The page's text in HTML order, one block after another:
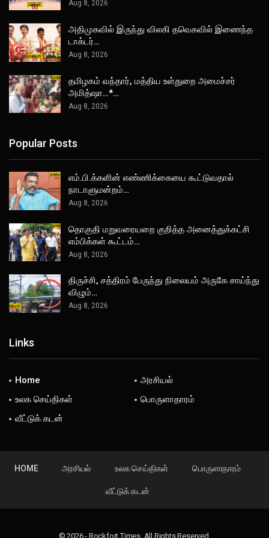
Aug 8, 2026
அதிமுகவில் இருந்து விலகி தவெகவில் இணைந்த
டாக்டர்…
Aug 8, 2026
தமிழகம் வந்தார், மத்திய உள்துறை அமைச்சர்
அமித்ஷா…*…
Aug 8, 2026
Popular Posts
எம்.பி.க்களின் எண்ணிக்கையை கூட்டுவதால்
நாடாளுமன்றம்…
Aug 8, 2026
தொகுதி மறுவரையறை குறித்த அனைத்துக்கட்சி
எம்பிக்கள் கூட்டம்…
Aug 8, 2026
திருச்சி, சத்திரம் பேருந்து நிலையம் அருகே சாய்ந்து
விழும்…
Aug 8, 2026
Links
Home
அரசியல்
உலக செய்திகள்
பொருளாதாரம்
வீட்டுக் கடன்
HOME அரசியல் உலக செய்திகள் பொருளாதாரம்
வீட்டுக் கடன்
© 2026 - Rockfort Times. All Rights Reserved.